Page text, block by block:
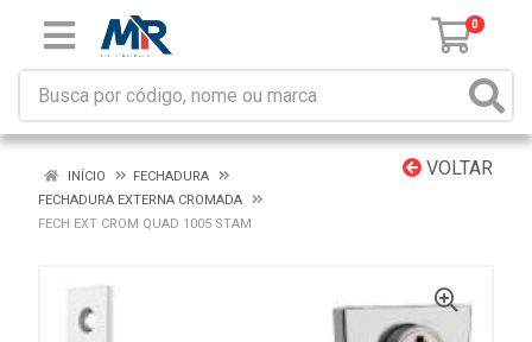
0
VOLTAR
INÍCIO
FECHADURA
FECHADURA EXTERNA CROMADA
FECH EXT CROM QUAD 1005 STAM